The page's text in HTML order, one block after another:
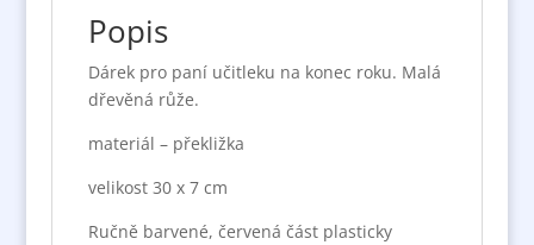
Popis
Dárek pro paní učitleku na konec roku. Malá
dřevěná růže.
materiál – překližka
velikost 30 x 7 cm
Ručně barvené, červená část plasticky